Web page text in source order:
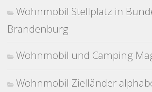
Wohnmobil Stellplatz in
Brandenburg
Wohnmobil und Camping
Wohnmobil Zielländer